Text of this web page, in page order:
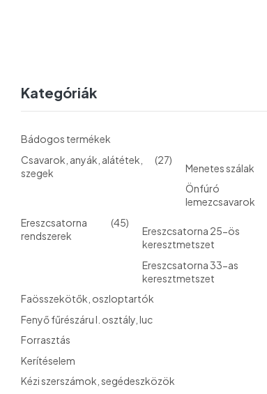
Kategóriák
Bádogos termékek
Csavarok, anyák, alátétek,
szegek
(27)
Menetes szálak
Önfúró
lemezcsavarok
Ereszcsatorna
rendszerek
(45)
Ereszcsatorna 25-ös
keresztmetszet
Ereszcsatorna 33-as
keresztmetszet
Faösszekötők, oszloptartók
Fenyő fűrészáru I. osztály, luc
Forrasztás
Kerítéselem
Kézi szerszámok, segédeszközök